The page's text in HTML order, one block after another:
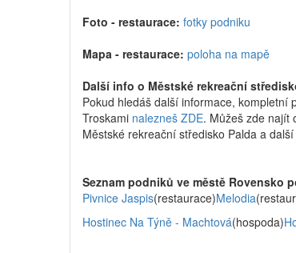
Foto - restaurace: fotky podniku
Mapa - restaurace: poloha na mapě
Další info o Městské rekreační
Pokud hledáš další informace, kompletní
Troskami nalezneš ZDE. Můžeš zde najít
Městské rekreační středisko Palda a
Seznam podniků ve městě Rovensko
Pivnice Jaspis(restaurace)Melodia
Hostinec Na Týně - Machtová(hospoda)